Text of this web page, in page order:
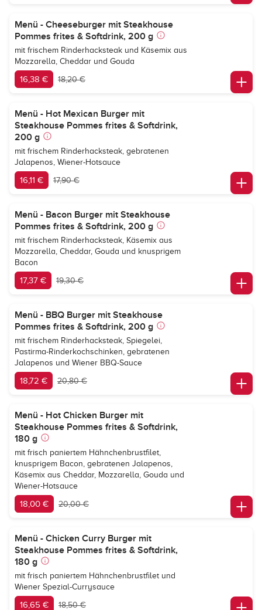
Menü - Cheeseburger mit Steakhouse
Pommes frites & Softdrink, 200 g
mit frischem Rinderhacksteak und Käsemix aus
Mozzarella, Cheddar und Gouda
16,38 € 18,20 €
Menü - Hot Mexican Burger mit
Steakhouse Pommes frites & Softdrink,
200 g
mit frischem Rinderhacksteak, gebratenen
Jalapenos, Wiener-Hotsauce
16,11 € 17,90 €
Menü - Bacon Burger mit Steakhouse
Pommes frites & Softdrink, 200 g
mit frischem Rinderhacksteak, Käsemix aus
Mozzarella, Cheddar, Gouda und knusprigem
Bacon
17,37 € 19,30 €
Menü - BBQ Burger mit Steakhouse
Pommes frites & Softdrink, 200 g
mit frischem Rinderhacksteak, Spiegelei,
Pastirma-Rinderkochschinken, gebratenen
Jalapenos und Wiener BBQ-Sauce
18,72 € 20,80 €
Menü - Hot Chicken Burger mit
Steakhouse Pommes frites & Softdrink,
180 g
mit frisch paniertem Hähnchenbrustfilet,
knusprigem Bacon, gebratenen Jalapenos,
Käsemix aus Cheddar, Mozzarella, Gouda und
Wiener-Hotsauce
18,00 € 20,00 €
Menü - Chicken Curry Burger mit
Steakhouse Pommes frites & Softdrink,
180 g
mit frisch paniertem Hähnchenbrustfilet und
Wiener Spezial-Currysauce
16,65 € 18,50 €